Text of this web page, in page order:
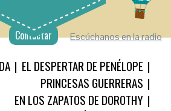
Escúchanos en la radio
Contactar
EL DESPERTAR DE PENÉLOPE
PRINCESAS GUERRERAS
EN LOS ZAPATOS DE DOROTHY